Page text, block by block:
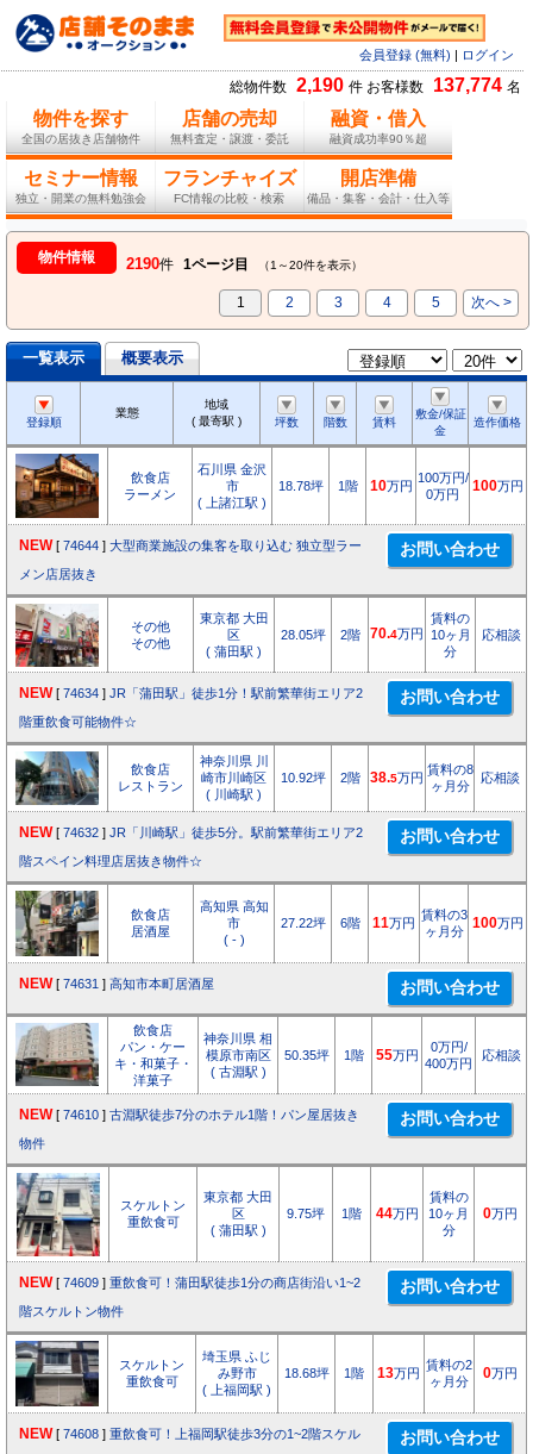
会員登録 (無料) ログイン
総物件数 2,190 件 お客様数 137,774 名
物件を探す
全国の居抜き店舗物件
店舗の売却
無料査定・譲渡・委託
融資・借入
融資成功率90％超
セミナー情報
独立・開業の無料勉強会
フランチャイズ
FC情報の比較・検索
開店準備
備品・集客・会計・仕入等
物件情報 2190件 1ページ目 （1～20件を表示）
1 2 3 4 5 次へ >
一覧表示 概要表示
登録順
業態
地域
( 最寄駅 )
坪数 階数 賃料
敷金/保証
金
造作価格
飲食店
ラーメン
石川県 金沢
市
( 上諸江駅 )
18.78坪 1階 10万円
100万円/
0万円
100万円
NEW [ 74644 ] 大型商業施設の集客を取り込む 独立型ラー
メン店居抜き
その他
その他
東京都 大田
区
( 蒲田駅 )
28.05坪 2階 70.4万円
賃料の
10ヶ月
分
応相談
NEW [ 74634 ] JR「蒲田駅」徒歩1分！駅前繁華街エリア2
階重飲食可能物件☆
飲食店
レストラン
神奈川県 川
崎市川崎区
( 川崎駅 )
10.92坪 2階 38.5万円
賃料の8
ヶ月分
応相談
NEW [ 74632 ] JR「川崎駅」徒歩5分。駅前繁華街エリア2
階スペイン料理店居抜き物件☆
飲食店
居酒屋
高知県 高知
市
( - )
27.22坪 6階 11万円
賃料の3
ヶ月分
100万円
NEW [ 74631 ] 高知市本町居酒屋
飲食店
パン・ケー
キ・和菓子・
洋菓子
神奈川県 相
模原市南区
( 古淵駅 )
50.35坪 1階 55万円
0万円/
400万円
応相談
NEW [ 74610 ] 古淵駅徒歩7分のホテル1階！パン屋居抜き
物件
スケルトン
重飲食可
東京都 大田
区
( 蒲田駅 )
9.75坪 1階 44万円
賃料の
10ヶ月
分
0万円
NEW [ 74609 ] 重飲食可！蒲田駅徒歩1分の商店街沿い1~2
階スケルトン物件
スケルトン
重飲食可
埼玉県 ふじ
み野市
( 上福岡駅 )
18.68坪 1階 13万円
賃料の2
ヶ月分
0万円
NEW [ 74608 ] 重飲食可！上福岡駅徒歩3分の1~2階スケル